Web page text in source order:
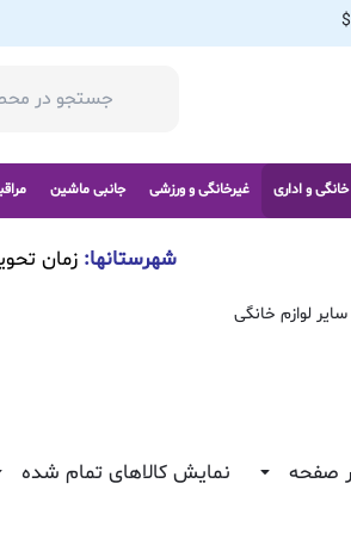
$
خانگی و اداری غیرخانگی و ورزشی جانبی ماشین
شهرستانها:زمان
سایر لوازم خانگی
نمایش کالاهای تمام شده